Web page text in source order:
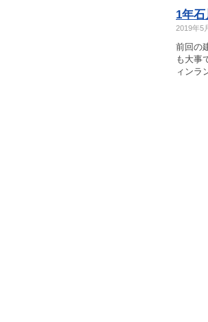
1年
2019年5
前回の
も大事
ィンラ